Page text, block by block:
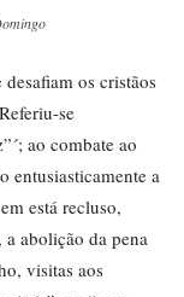
os cristãos
se
ao combate ao
entusiasticamente a
está recluso,
abolição da pena
visitas aos